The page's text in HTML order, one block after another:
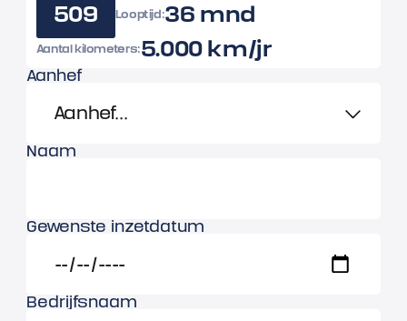
509 Looptijd:36 mnd
Aantal kilometers:5.000 km/jr
Aanhef
Naam
Gewenste inzetdatum
Bedrijfsnaam